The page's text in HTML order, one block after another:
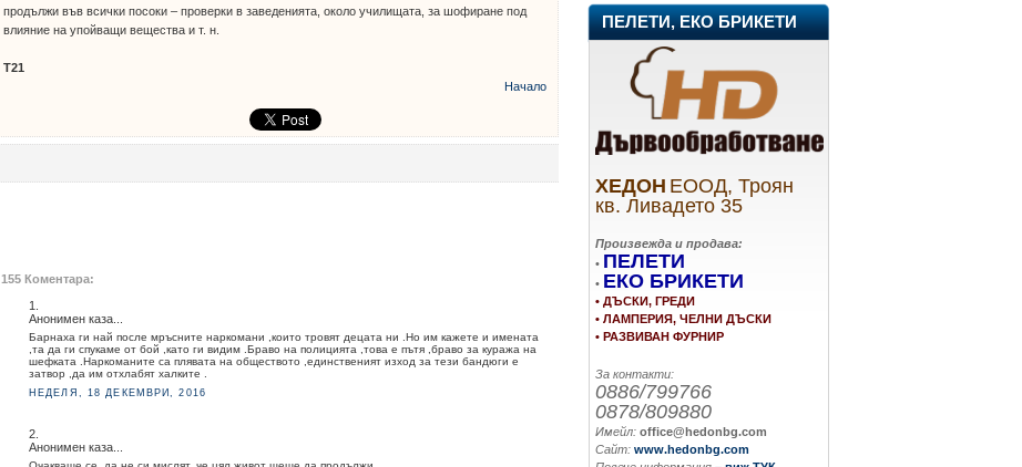
продължи във всички посоки – проверки в заведенията, около училищата, за шофиране под
влияние на упойващи вещества и т. н.
Т21
Начало
155 Коментара:
1.
Анонимен каза...
Барнаха ги най после мръсните наркомани ,които тровят децата ни .Но им кажете и имената
,та да ги спукаме от бой ,като ги видим .Браво на полицията ,това е пътя ,браво за куража на
шефката .Наркоманите са плявата на обществото ,единственият изход за тези бандюги е
затвор ,да им отхлабят халките .
НЕДЕЛЯ, 18 ДЕКЕМВРИ, 2016
2.
Анонимен каза...
ПЕЛЕТИ, ЕКО БРИКЕТИ
ХЕДОН ЕООД, Троян
кв. Ливадето 35
Произвежда и продава:
• ПЕЛЕТИ
• ЕКО БРИКЕТИ
• ДЪСКИ, ГРЕДИ
• ЛАМПЕРИЯ, ЧЕЛНИ ДЪСКИ
• РАЗВИВАН ФУРНИР
За контакти:
0886/799766
0878/809880
Имейл: office@hedonbg.com
Сайт: www.hedonbg.com